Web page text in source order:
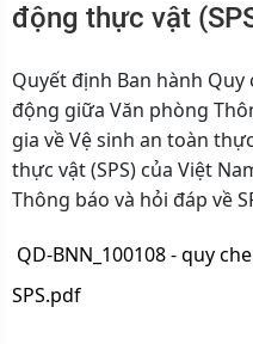
động thực vật
Quyết định Ban hành
động giữa Văn phòng
gia về Vệ sinh an toàn
thực vật (SPS) của Việt
Thông báo và hỏi đáp về
QD-BNN_100108 - quy
SPS.pdf